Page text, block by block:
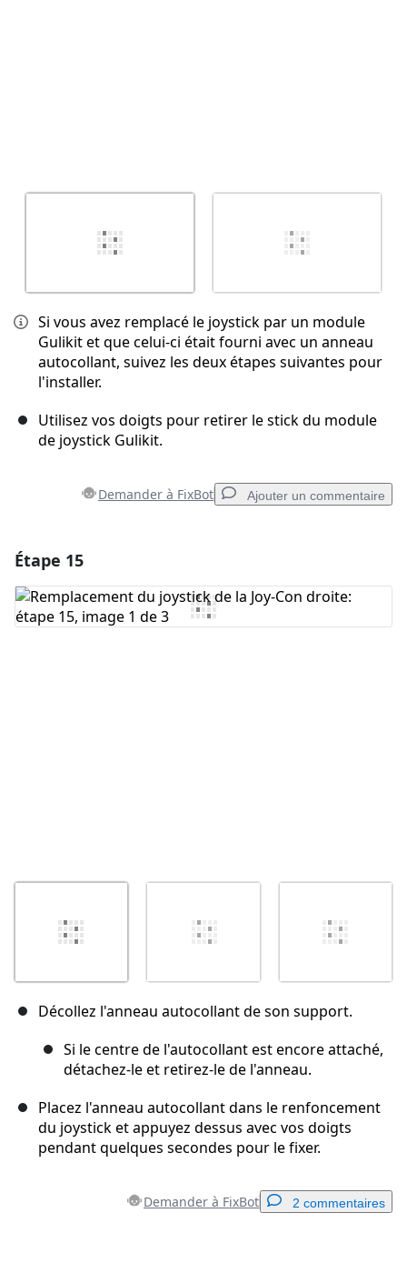
Si vous avez remplacé le joystick par un module
Gulikit et que celui-ci était fourni avec un anneau
autocollant, suivez les deux étapes suivantes pour
l'installer.
Utilisez vos doigts pour retirer le stick du module
de joystick Gulikit.
Demander à FixBot Ajouter un commentaire
Ajouter un commentaire
Étape 15
Décollez l'anneau autocollant de son support.
Si le centre de l'autocollant est encore attaché,
détachez-le et retirez-le de l'anneau.
Placez l'anneau autocollant dans le renfoncement
du joystick et appuyez dessus avec vos doigts
pendant quelques secondes pour le fixer.
Demander à FixBot 2 commentaires